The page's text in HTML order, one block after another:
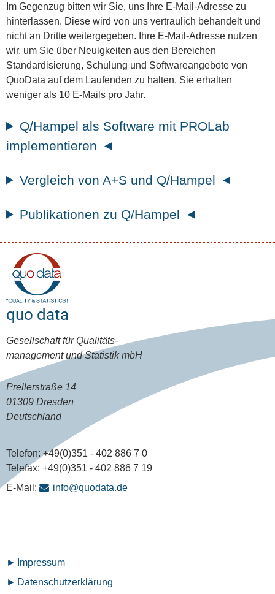
Im Gegenzug bitten wir Sie, uns Ihre E-Mail-Adresse zu
hinterlassen. Diese wird von uns vertraulich behandelt und
nicht an Dritte weitergegeben. Ihre E-Mail-Adresse nutzen
wir, um Sie über Neuigkeiten aus den Bereichen
Standardisierung, Schulung und Softwareangebote von
QuoData auf dem Laufenden zu halten. Sie erhalten
weniger als 10 E-Mails pro Jahr.
Q/Hampel als Software mit PROLab
implementieren
Vergleich von A+S und Q/Hampel
Publikationen zu Q/Hampel
quo data
Gesellschaft für Qualitäts-
management und Statistik mbH
Prellerstraße 14
01309 Dresden
Deutschland
Telefon: +49(0)351 - 402 886 7 0
Telefax: +49(0)351 - 402 886 7 19
E-Mail:
info@quodata.de
Fußzeilenmenü
Impressum
Datenschutz­erklärung